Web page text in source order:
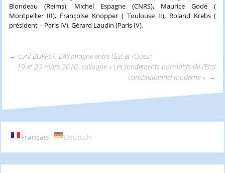
Blondeau (Reims), Michel Espagne (CNRS), Maurice Godé (
Montpellier III), Françoise Knopper ( Toulouse II), Roland Krebs (
président – Paris IV), Gérard Laudin (Paris IV).
des
articles
← Cyril BUFFET, L’Allemagne entre l’Est et l’Ouest
19 et 20 mars 2010, colloque « Les fondements normatifs de l’Etat
constitutionnel moderne ». →
Français Deutsch